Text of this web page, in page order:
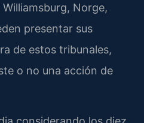
Norge,
presentar sus
de estos tribunales,
o no una acción de